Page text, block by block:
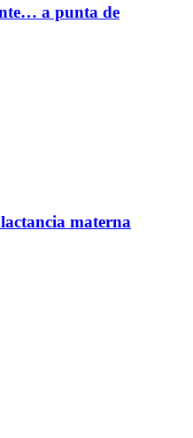
a punta de
materna